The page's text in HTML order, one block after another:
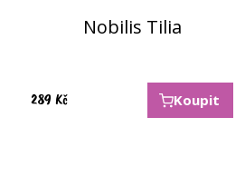
Nobilis Tilia
289 Kč Koupit